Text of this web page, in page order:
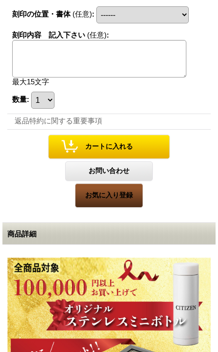
刻印の位置・書体 (任意):
刻印内容 記入下さい (任意):
最大15文字
数量:
返品特約に関する重要事項
商品詳細